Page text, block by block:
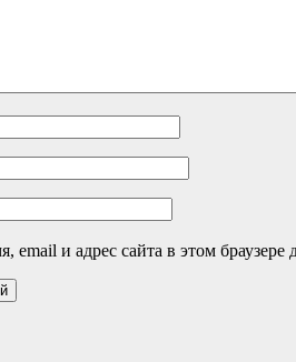
email и адрес сайта в этом